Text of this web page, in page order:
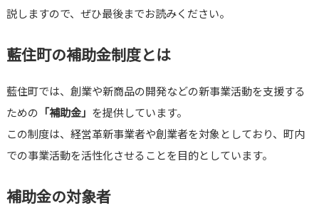
説しますので、ぜひ最後までお読みください。
藍住町の補助金制度とは
藍住町では、創業や新商品の開発などの新事業活動を支援する
ための 「補助金」 を提供しています。
この制度は、経営革新事業者や創業者を対象としており、町内
での事業活動を活性化させることを目的としています。
補助金の対象者